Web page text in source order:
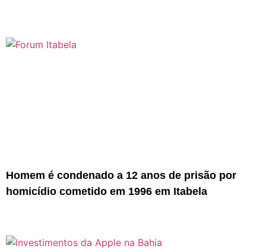
Homem é condenado a 12 anos de prisão por
homicídio cometido em 1996 em Itabela